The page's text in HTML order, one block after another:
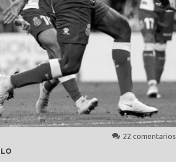
22 comentarios